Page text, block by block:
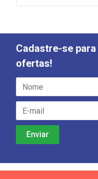
Cadastre-se
ofertas!